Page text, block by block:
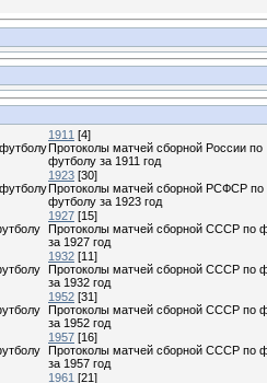
1911 [4]
Протоколы матчей сборной России по
футболу за 1911 год
1923 [30]
Протоколы матчей сборной РСФСР по
футболу за 1923 год
1927 [15]
Протоколы матчей сборной СССР по
за 1927 год
1932 [11]
Протоколы матчей сборной СССР по
за 1932 год
1952 [31]
Протоколы матчей сборной СССР по
за 1952 год
1957 [16]
Протоколы матчей сборной СССР по
за 1957 год
1961 [21]